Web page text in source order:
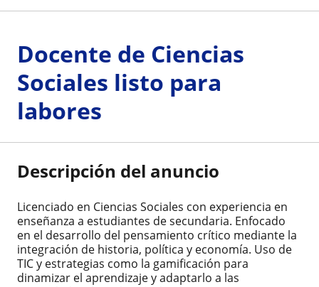
Docente de Ciencias
Sociales listo para
labores
Descripción del anuncio
Licenciado en Ciencias Sociales con experiencia en
enseñanza a estudiantes de secundaria. Enfocado
en el desarrollo del pensamiento crítico mediante la
integración de historia, política y economía. Uso de
TIC y estrategias como la gamificación para
dinamizar el aprendizaje y adaptarlo a las